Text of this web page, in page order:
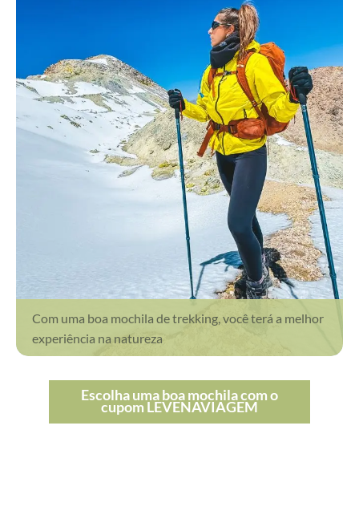
Com uma boa mochila de trekking, você terá a melhor
experiência na natureza
Escolha uma boa mochila com o
cupom LEVENAVIAGEM